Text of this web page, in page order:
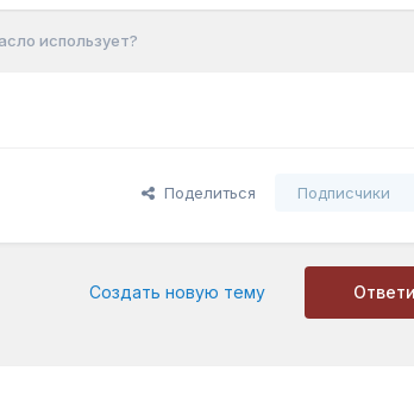
использует?
Поделиться Подписчики
Создать новую тему